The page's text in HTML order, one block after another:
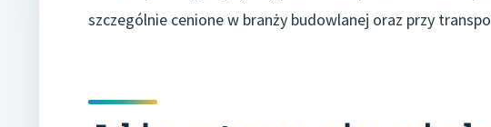
szczególnie cenione w branży budowlanej oraz przy